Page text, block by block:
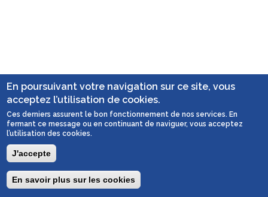
En poursuivant votre navigation sur ce site, vous
acceptez l’utilisation de cookies.
Ces derniers assurent le bon fonctionnement de nos services. En
fermant ce message ou en continuant de naviguer, vous acceptez
l’utilisation des cookies.
J'accepte
En savoir plus sur les cookies